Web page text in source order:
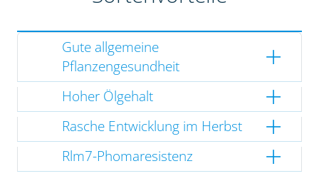
Gute allgemeine
Pflanzengesundheit
Hoher Ölgehalt
Rasche Entwicklung im Herbst
Rlm7-Phomaresistenz